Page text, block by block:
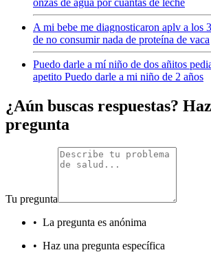
A mi bebe me diagnosticaron aplv a los
de no consumir nada de proteína de vaca
Puedo darle a mí niño de dos añitos
apetito Puedo darle a mi niño de 2 años
¿Aún buscas respuestas?
pregunta
Tu pregunta
• La pregunta es anónima
• Haz una pregunta específica